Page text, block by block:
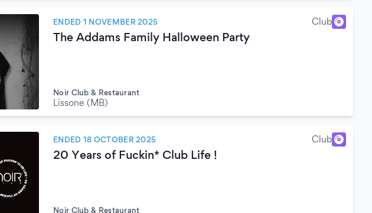
ENDED 1 NOVEMBER 2025 Club
The Addams Family Halloween Party
Noir Club & Restaurant
Lissone (MB)
ENDED 18 OCTOBER 2025 Club
20 Years of Fuckin* Club Life !
Noir Club & Restaurant